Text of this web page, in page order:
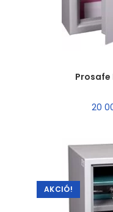
Prosafe
20
AKCIÓ!